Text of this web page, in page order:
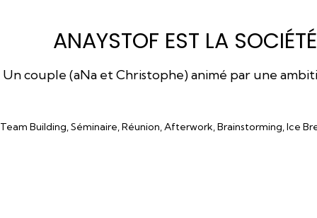
ANAYSTOF EST LA
Un couple (aNa et Christophe) animé par une
Team Building, Séminaire, Réunion, Afterwork, Brainstorming, Ice